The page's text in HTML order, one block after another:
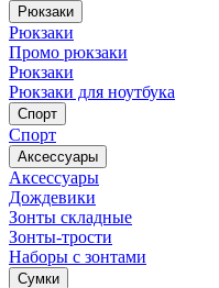
Рюкзаки
Рюкзаки
Промо рюкзаки
Рюкзаки
Рюкзаки для ноутбука
Спорт
Спорт
Аксессуары
Аксессуары
Дождевики
Зонты складные
Зонты-трости
Наборы с зонтами
Сумки